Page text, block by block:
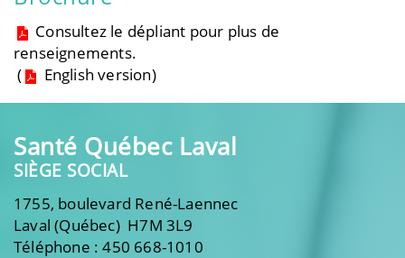
Consultez le dépliant pour plus de
renseignements.
(
English version)
Santé Québec Laval
SIÈGE SOCIAL
1755, boulevard René-Laennec
Laval (Québec) H7M 3L9
Téléphone : 450 668-1010